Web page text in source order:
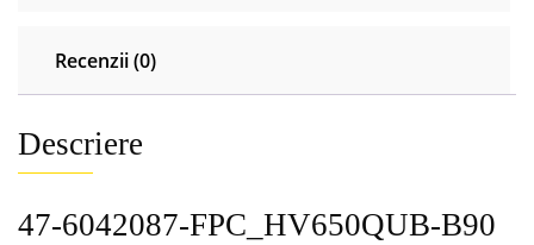
Recenzii (0)
Descriere
47-6042087-FPC_HV650QUB-B90